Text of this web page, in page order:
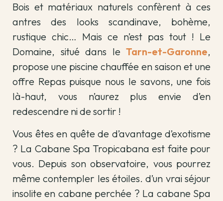
Bois et matériaux naturels confèrent à ces
antres des looks scandinave, bohème,
rustique chic… Mais ce n’est pas tout ! Le
Domaine, situé dans le Tarn-et-Garonne,
propose une piscine chauffée en saison et une
offre Repas puisque nous le savons, une fois
là-haut, vous n’aurez plus envie d’en
redescendre ni de sortir !
Vous êtes en quête de d’avantage d’exotisme
? La Cabane Spa Tropicabana est faite pour
vous. Depuis son observatoire, vous pourrez
même contempler les étoiles. d’un vrai séjour
insolite en cabane perchée ? La cabane Spa